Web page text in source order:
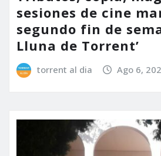
sesiones de cine
segundo fin de
Lluna de Torrent’
torrent al dia Ago 6,